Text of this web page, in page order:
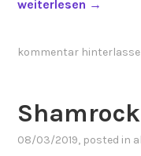
„
n
(
weiterlesen →
kommentar
08/03/2019, posted in